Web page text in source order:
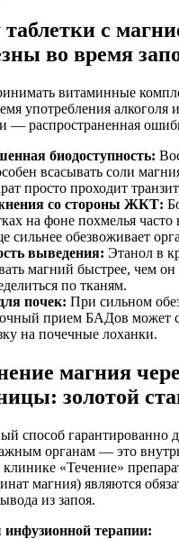
с
во время
витаминные
употребления алкоголя
— распространенная
биодоступность:
всасывать соли
просто проходит
со стороны ЖКТ:
на фоне похмелья
сильнее обезвоживает
выведения: Этанол в
магний быстрее, чем он
по тканям.
почек: При сильном
прием БАДов может
на почечные лоханки.
магния
золотой
способ гарантированно
органам — это
«Течение»
магния) являются
из запоя.
инфузионной терапии: